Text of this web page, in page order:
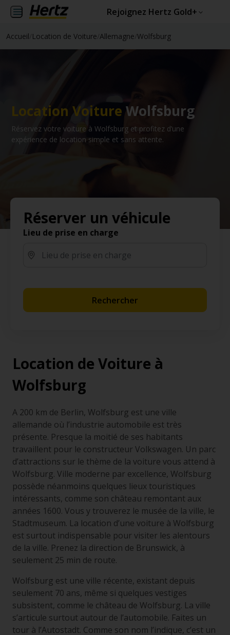
Rejoignez Hertz Gold+
Accueil Location de Voiture Allemagne Wolfsburg
Location Voiture Wolfsburg
Réservez votre voiture à Wolfsburg et profitez d’une
expérience de location simple et sans attente.
Réserver un véhicule
Lieu de prise en charge
Rechercher
Location de Voiture à
Wolfsburg
A 200 km de Berlin, Wolfsburg est une ville
allemande où l’industrie automobile est très
présente. Presque la moitié de ses habitants
travaillent pour le constructeur Volkswagen. Un parc
d’attractions sur le thème de la voiture vous attend à
Wolfsburg. Ville moderne par excellence, Wolfsburg
possède néanmoins quelques lieux touristiques
intéressants, comme son château remontant aux
années 1600. Vous y trouverez le musée de la ville, le
Stadtmuseum. La location d’une voiture à Wolfsburg
est surtout indispensable pour visiter les alentours
de la ville. Prenez la direction de Brunswick, à
seulement 25 min de route.
Wolfsburg est une ville récente, existant depuis
seulement 70 ans, même si quelques vestiges
subsistent, comme le château de Wolfsburg. La ville
s’articule surtout autour de l’automobile. Faites un
tour à l’Autostadt. Comme son nom l’indique, c’est un